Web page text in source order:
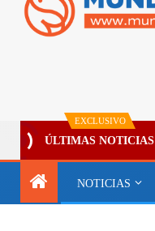
EXCLUSIVO
ÚLTIMAS NOTICIAS
NOTICIAS